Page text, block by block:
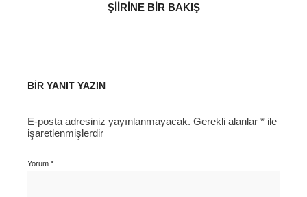
ŞIIRINE BIR BAKIŞ
BIR YANIT YAZIN
E-posta adresiniz yayınlanmayacak. Gerekli alanlar * ile
işaretlenmişlerdir
Yorum *